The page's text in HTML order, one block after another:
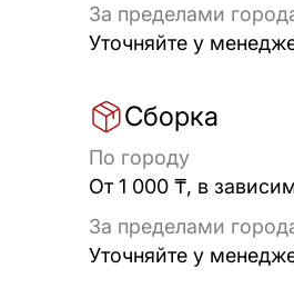
За пределами
Уточняйте у
Сборка
По городу
От 1 000 ₸, в
За пределами
Уточняйте у